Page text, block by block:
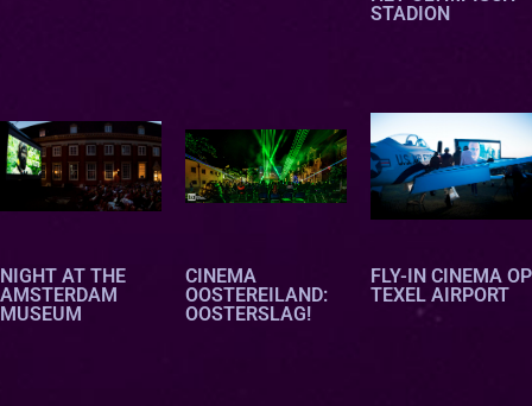
STADION
NIGHT AT THE
AMSTERDAM
MUSEUM
CINEMA
OOSTEREILAND:
OOSTERSLAG!
FLY-IN CINEMA OP
TEXEL AIRPORT